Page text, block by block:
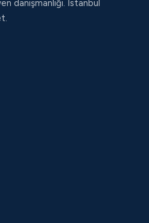
danışmanlığı. İstanbul